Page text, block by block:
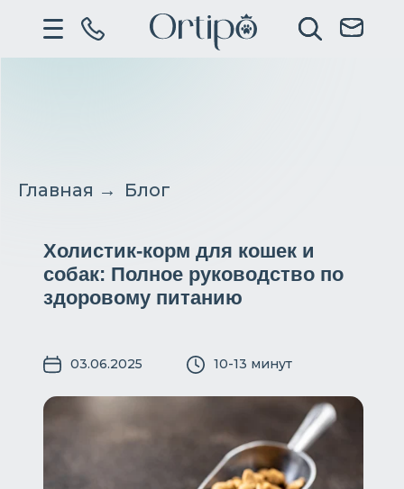
Главная → Блог
Холистик-корм для кошек и
собак: Полное руководство по
здоровому питанию
03.06.2025 10-13 минут